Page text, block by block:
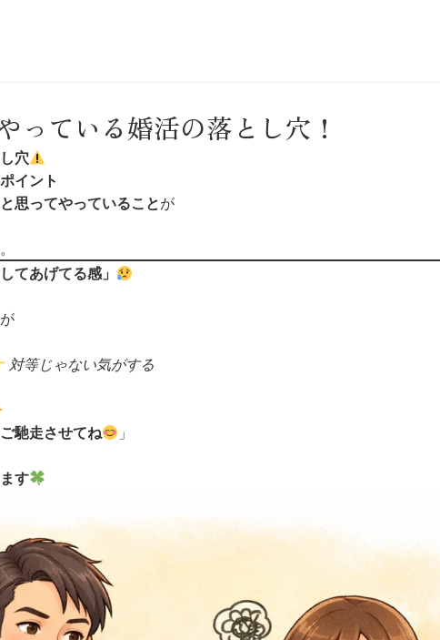
っている婚活の落とし穴！
穴
イント
思ってやっていることが
てあげてる感」
対等じゃない気がする
馳走させてね
」
す